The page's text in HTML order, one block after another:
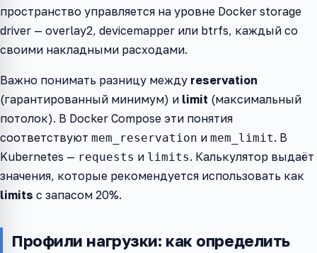
пространство управляется на уровне Docker storage
driver — overlay2, devicemapper или btrfs, каждый со
своими накладными расходами.
Важно понимать разницу между reservation
(гарантированный минимум) и limit (максимальный
потолок). В Docker Compose эти понятия
соответствуют mem_reservation и mem_limit. В
Kubernetes — requests и limits. Калькулятор выдаёт
значения, которые рекомендуется использовать как
limits с запасом 20%.
Профили нагрузки: как определить